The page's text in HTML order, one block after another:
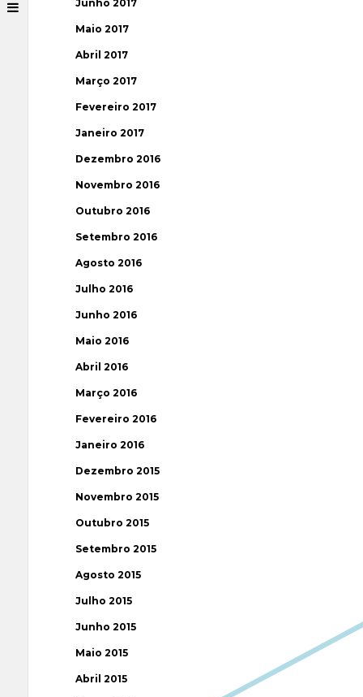
Junho 2017
Maio 2017
Abril 2017
Março 2017
Fevereiro 2017
Janeiro 2017
Dezembro 2016
Novembro 2016
Outubro 2016
Setembro 2016
Agosto 2016
Julho 2016
Junho 2016
Maio 2016
Abril 2016
Março 2016
Fevereiro 2016
Janeiro 2016
Dezembro 2015
Novembro 2015
Outubro 2015
Setembro 2015
Agosto 2015
Julho 2015
Junho 2015
Maio 2015
Abril 2015